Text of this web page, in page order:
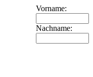
Vorname:
Nachname: